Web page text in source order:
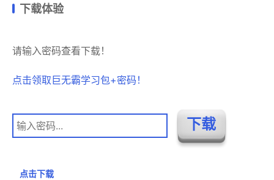
下载体验
请输入密码查看下载！
点击领取巨无霸学习包+密码！
点击下载